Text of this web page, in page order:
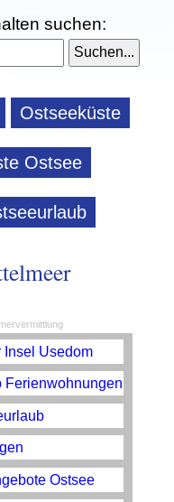
suchen:
Ostseeküste
Ostsee
Insel Usedom
Ferienwohnungen
Ostsee